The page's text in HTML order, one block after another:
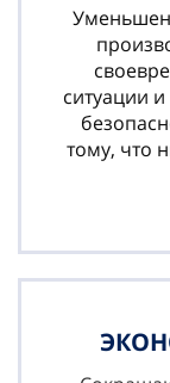
ситуации
тому, что